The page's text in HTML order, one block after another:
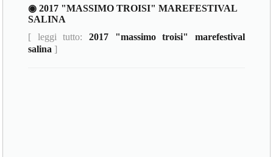
◉ 2017 "MASSIMO TROISI" MAREFESTIVAL
SALINA
[ leggi tutto: 2017 "massimo troisi" marefestival
salina ]